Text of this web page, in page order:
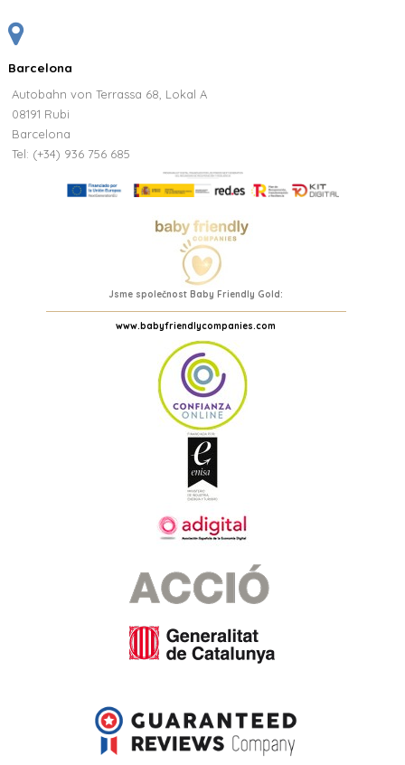
Barcelona
Autobahn von Terrassa 68, Lokal A
08191 Rubi
Barcelona
Tel: (+34) 936 756 685
Jsme společnost Baby Friendly Gold:
www.babyfriendlycompanies.com